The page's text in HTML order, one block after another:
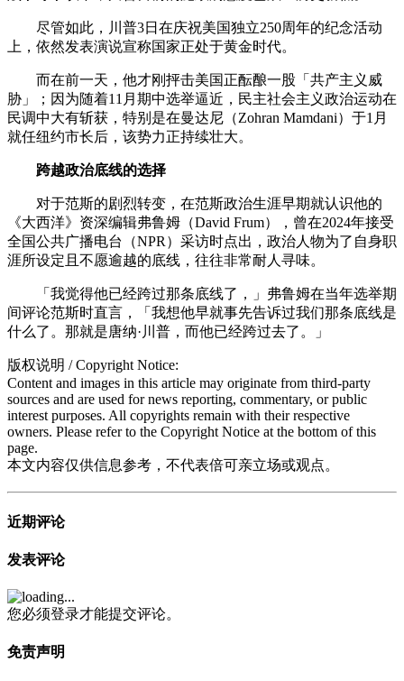
尽管如此，川普3日在庆祝美国独立250周年的纪念活动
上，依然发表演说宣称国家正处于黄金时代。
而在前一天，他才刚抨击美国正酝酿一股「共产主义威
胁」；因为随着11月期中选举逼近，民主社会主义政治运动在
民调中大有斩获，特别是在曼达尼（Zohran Mamdani）于1月
就任纽约市长后，该势力正持续壮大。
跨越政治底线的选择
对于范斯的剧烈转变，在范斯政治生涯早期就认识他的
《大西洋》资深编辑弗鲁姆（David Frum），曾在2024年接受
全国公共广播电台（NPR）采访时点出，政治人物为了自身职
涯所设定且不愿逾越的底线，往往非常耐人寻味。
「我觉得他已经跨过那条底线了，」弗鲁姆在当年选举期
间评论范斯时直言，「我想他早就事先告诉过我们那条底线是
什么了。那就是唐纳·川普，而他已经跨过去了。」
版权说明 / Copyright Notice:
Content and images in this article may originate from third-party
sources and are used for news reporting, commentary, or public
interest purposes. All copyrights remain with their respective
owners. Please refer to the Copyright Notice at the bottom of this
page.
本文内容仅供信息参考，不代表倍可亲立场或观点。
近期评论
发表评论
您必须登录才能提交评论。
免责声明